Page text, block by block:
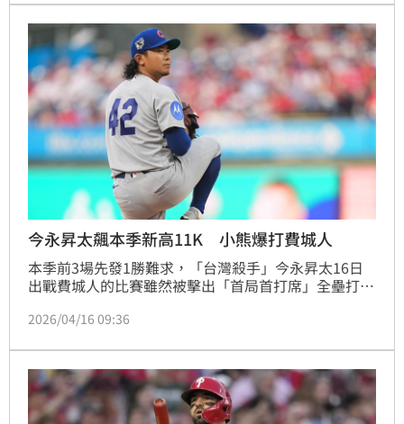
今永昇太飆本季新高11K 小熊爆打費城人
本季前3場先發1勝難求，「台灣殺手」今永昇太16日
出戰費城人的比賽雖然被擊出「首局首打席」全壘打，
三振。小熊這場比賽打擊爆發，終場11：2擊敗費城
2026/04/16 09:36